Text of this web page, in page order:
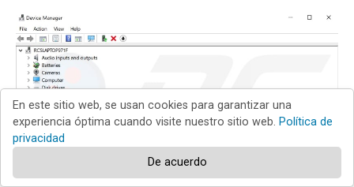
En este sitio web, se usan cookies para garantizar una
experiencia óptima cuando visite nuestro sitio web. Política de
privacidad
De acuerdo